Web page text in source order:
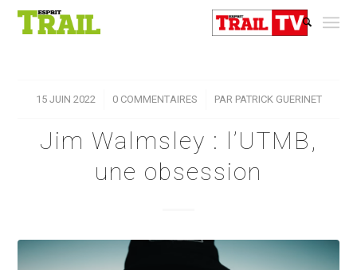
15 JUIN 2022
/ 0 COMMENTAIRES
/ PAR PATRICK GUERINET
Jim Walmsley : l’UTMB,
une obsession